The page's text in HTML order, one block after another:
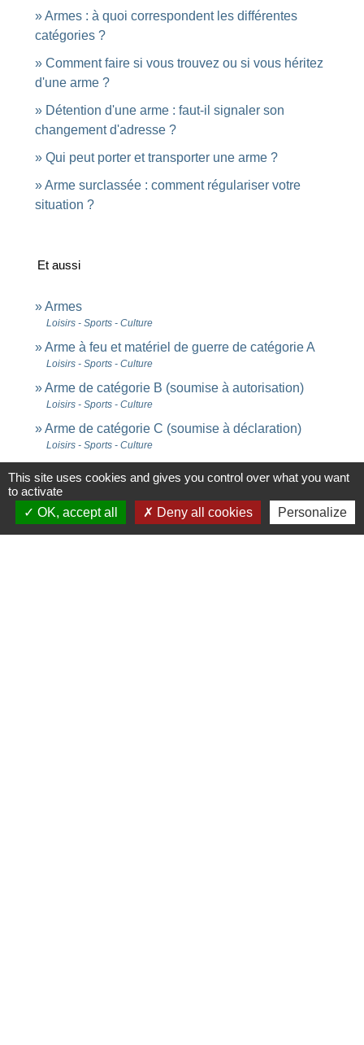
Armes : à quoi correspondent les différentes
catégories ?
Comment faire si vous trouvez ou si vous héritez
d'une arme ?
Détention d'une arme : faut-il signaler son
changement d'adresse ?
Qui peut porter et transporter une arme ?
Arme surclassée : comment régulariser votre
situation ?
Et aussi
Armes
Loisirs - Sports - Culture
Arme à feu et matériel de guerre de catégorie A
Loisirs - Sports - Culture
Arme de catégorie B (soumise à autorisation)
Loisirs - Sports - Culture
Arme de catégorie C (soumise à déclaration)
Loisirs - Sports - Culture
Loisirs - Sports - Culture
Signaler une erreur sur cette page
This site uses cookies and gives you control over what you want
to activate
OK, accept all
Deny all cookies Personalize